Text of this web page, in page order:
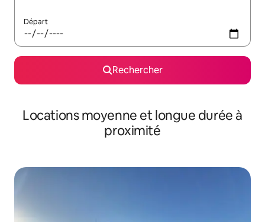
Départ
Rechercher
Locations moyenne et longue durée à
proximité